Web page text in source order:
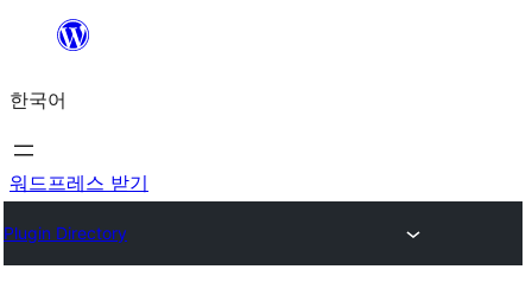
츠
로
바
가
한국어
워드프레스 받기
Plugin Directory